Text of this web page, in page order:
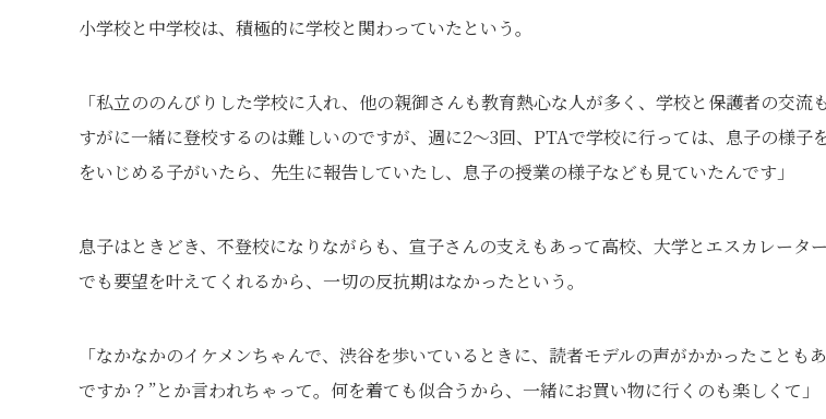
小学校と中学校は、積極的に学校と関わっていたという。
「私立ののんびりした学校に入れ、他の親御さんも教育熱心な人が多く、学校と保護者の交流
すがに一緒に登校するのは難しいのですが、週に2～3回、PTAで学校に行っては、息子の様子
をいじめる子がいたら、先生に報告していたし、息子の授業の様子なども見ていたんです」
息子はときどき、不登校になりながらも、宣子さんの支えもあって高校、大学とエスカレータ
でも要望を叶えてくれるから、一切の反抗期はなかったという。
「なかなかのイケメンちゃんで、渋谷を歩いているときに、読者モデルの声がかかったことも
ですか？”とか言われちゃって。何を着ても似合うから、一緒にお買い物に行くのも楽しくて」